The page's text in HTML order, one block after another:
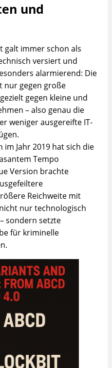
und
galt immer schon als
versiert und
alarmierend: Die
nur gegen große
gegen kleine und
– also genau die
weniger ausgereifte IT-
Jahr 2019 hat sich die
Tempo
Version brachte
Reichweite mit
nur technologisch
sondern setzte
für kriminelle